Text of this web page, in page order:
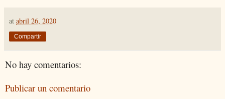
at abril 26, 2020
Compartir
No hay comentarios:
Publicar un comentario